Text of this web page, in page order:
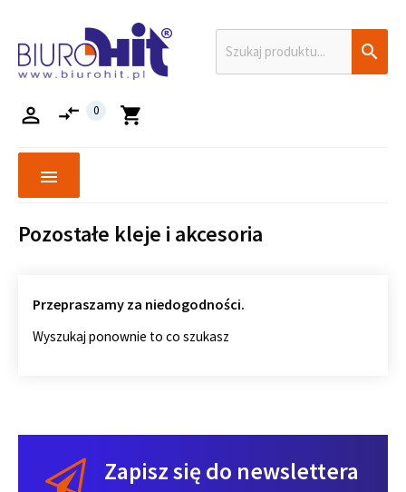

shopping_cart
compare_arrows 0

menu
Pozostałe kleje i akcesoria
Przepraszamy za niedogodności.
Wyszukaj ponownie to co szukasz
Zapisz się do newslettera